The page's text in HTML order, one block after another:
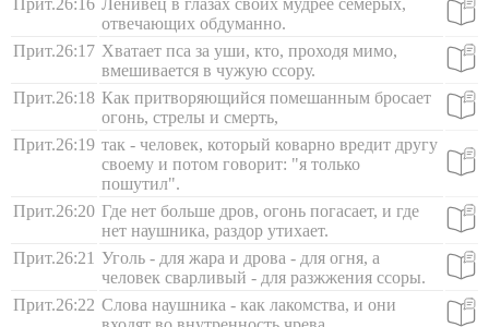
Прит.26:16 Ленивец в глазах своих мудрее семерых,
отвечающих обдуманно.
Прит.26:17 Хватает пса за уши, кто, проходя мимо,
вмешивается в чужую ссору.
Прит.26:18 Как притворяющийся помешанным бросает
огонь, стрелы и смерть,
Прит.26:19 так - человек, который коварно вредит другу
своему и потом говорит: "я только
пошутил".
Прит.26:20 Где нет больше дров, огонь погасает, и где
нет наушника, раздор утихает.
Прит.26:21 Уголь - для жара и дрова - для огня, а
человек сварливый - для разжжения ссоры.
Прит.26:22 Слова наушника - как лакомства, и они